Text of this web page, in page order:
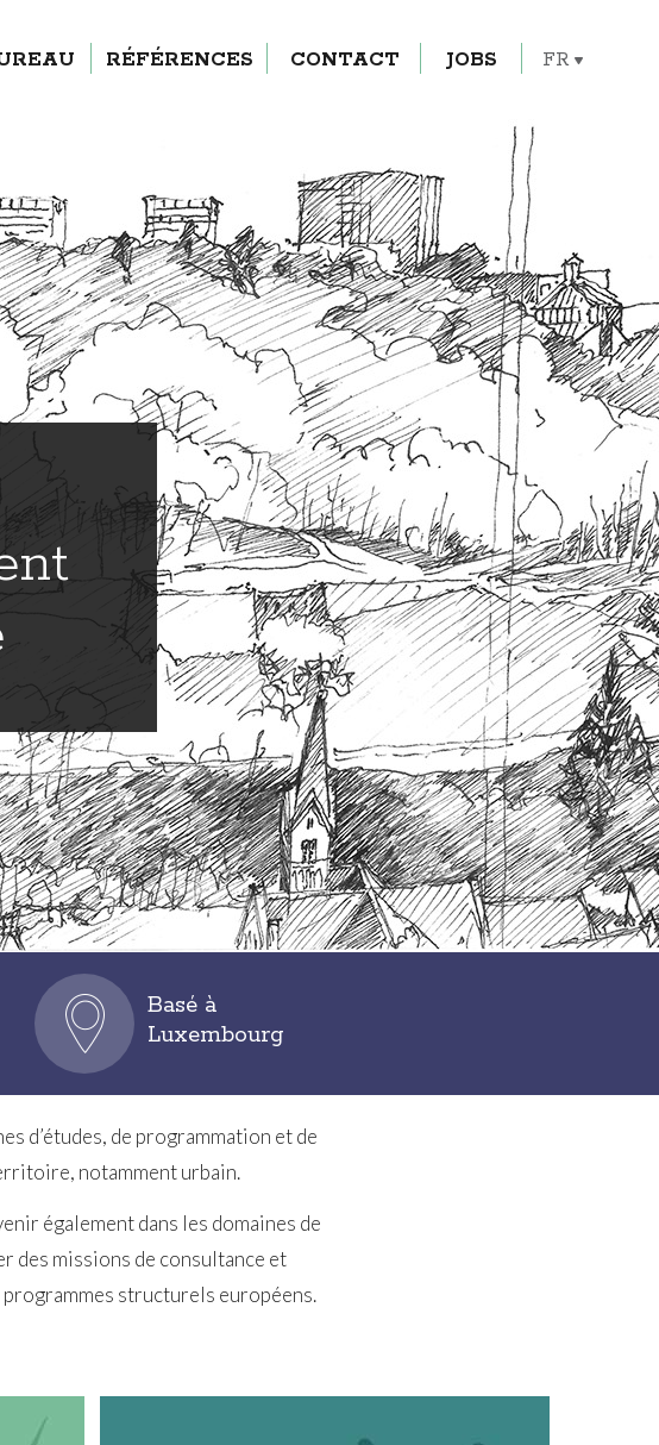
RÉFÉRENCES CONTACT JOBS FR
Basé à
Luxembourg
d’études, de programmation et de
notamment urbain.
également dans les domaines de
des missions de consultance et
programmes structurels européens.